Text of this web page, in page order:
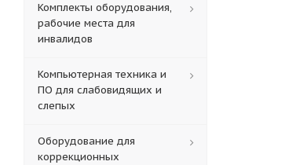
Комплекты оборудования,
рабочие места для
инвалидов
Компьютерная техника и
ПО для слабовидящих и
слепых
Оборудование для
коррекционных